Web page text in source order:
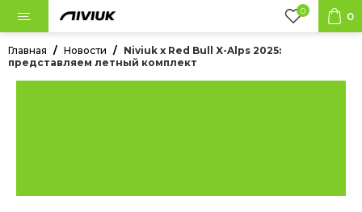
0 0
Главная Новости
Niviuk x Red Bull X-Alps 2025:
представляем летный комплект